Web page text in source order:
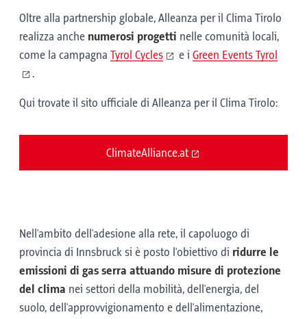
Oltre alla partnership globale, Alleanza per il Clima Tirolo
realizza anche numerosi progetti nelle comunità locali,
come la campagna Tyrol Cycles e i Green Events Tyrol
.
Qui trovate il sito ufficiale di Alleanza per il Clima Tirolo:
ClimateAlliance.at
Nell'ambito dell'adesione alla rete, il capoluogo di
provincia di Innsbruck si è posto l'obiettivo di ridurre le
emissioni di gas serra attuando misure di protezione
del clima nei settori della mobilità, dell'energia, del
suolo, dell'approvvigionamento e dell'alimentazione,